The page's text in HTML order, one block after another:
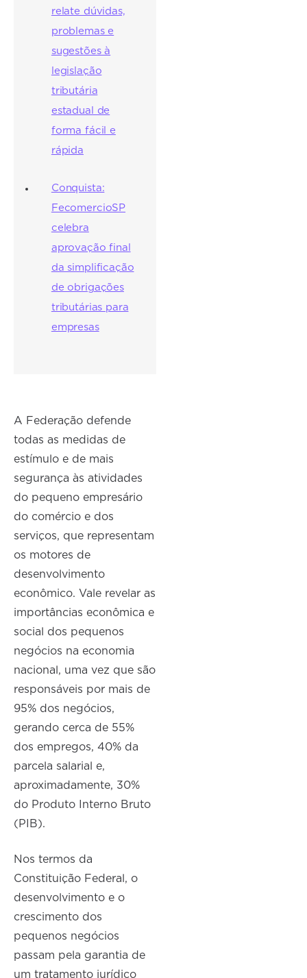
relate dúvidas,
problemas e
sugestões à
legislação
tributária
estadual de
forma fácil e
rápida
Conquista:
FecomercioSP
celebra
aprovação final
da simplificação
de obrigações
tributárias para
empresas
A Federação defende
todas as medidas de
estímulo e de mais
segurança às atividades
do pequeno empresário
do comércio e dos
serviços, que representam
os motores de
desenvolvimento
econômico. Vale revelar as
importâncias econômica e
social dos pequenos
negócios na economia
nacional, uma vez que são
responsáveis por mais de
95% dos negócios,
gerando cerca de 55%
dos empregos, 40% da
parcela salarial e,
aproximadamente, 30%
do Produto Interno Bruto
(PIB).
Nos termos da
Constituição Federal, o
desenvolvimento e o
crescimento dos
pequenos negócios
passam pela garantia de
um tratamento jurídico